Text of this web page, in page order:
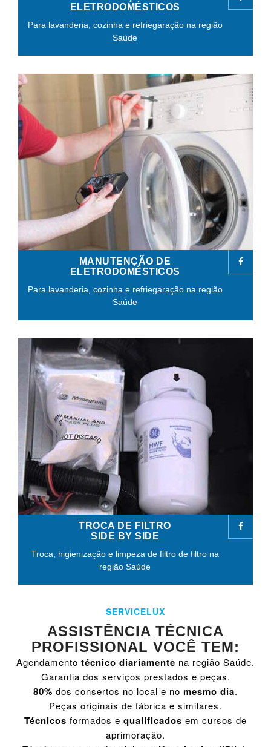
ELETRODOMÉSTICOS
Para lavanderia, cozinha e refriegaração na região
Saúde
MANUTENÇÃO DE
ELETRODOMÉSTICOS
Para lavanderia, cozinha e refriegaração na região
Saúde
TROCA DE FILTRO
SIDE BY SIDE
Troca, higienização e limpeza de filtro de filtro na
região Saúde
SERVICELUX
ASSISTÊNCIA TÉCNICA
PROFISSIONAL VOCÊ TEM:
Agendamento técnico diariamente na região Saúde.
Garantia dos serviços prestados e peças.
80% dos consertos no local e no mesmo dia.
Peças originais de fábrica e similares.
Técnicos formados e qualificados em cursos de
aprimoração.